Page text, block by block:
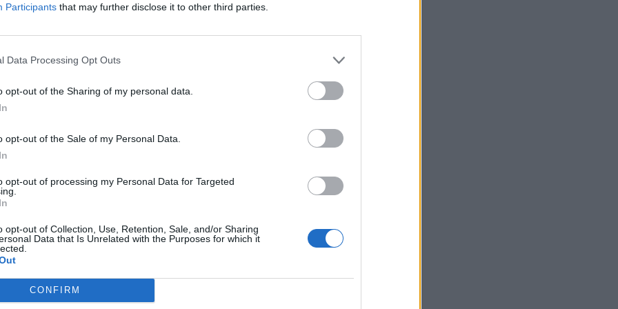
Participants that may further disclose it to other third parties.
Data Processing Opt Outs
opt-out of the Sharing of my personal data.
opt-out of the Sale of my Personal Data.
opt-out of processing my Personal Data for Targeted
opt-out of Collection, Use, Retention, Sale, and/or Sharing
Data that Is Unrelated with the Purposes for which it
CONFIRM
megelőzni a bajt, és így minden kutya és gazdi